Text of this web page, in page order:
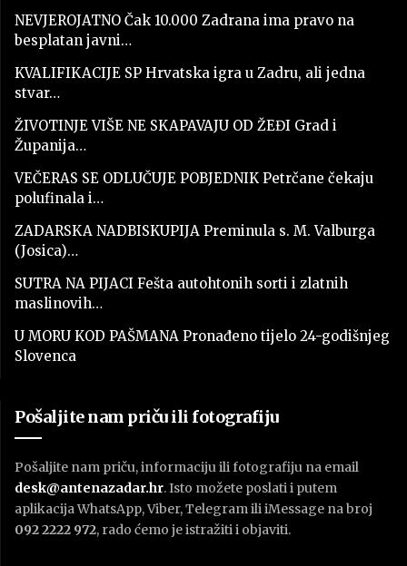
NEVJEROJATNO Čak 10.000 Zadrana ima pravo na
besplatan javni…
KVALIFIKACIJE SP Hrvatska igra u Zadru, ali jedna
stvar…
ŽIVOTINJE VIŠE NE SKAPAVAJU OD ŽEĐI Grad i
Županija…
VEČERAS SE ODLUČUJE POBJEDNIK Petrčane čekaju
polufinala i…
ZADARSKA NADBISKUPIJA Preminula s. M. Valburga
(Josica)…
SUTRA NA PIJACI Fešta autohtonih sorti i zlatnih
maslinovih…
U MORU KOD PAŠMANA Pronađeno tijelo 24-godišnjeg
Slovenca
Pošaljite nam priču ili fotografiju
Pošaljite nam priču, informaciju ili fotografiju na email
desk@antenazadar.hr. Isto možete poslati i putem
aplikacija WhatsApp, Viber, Telegram ili iMessage na broj
092 2222 972, rado ćemo je istražiti i objaviti.